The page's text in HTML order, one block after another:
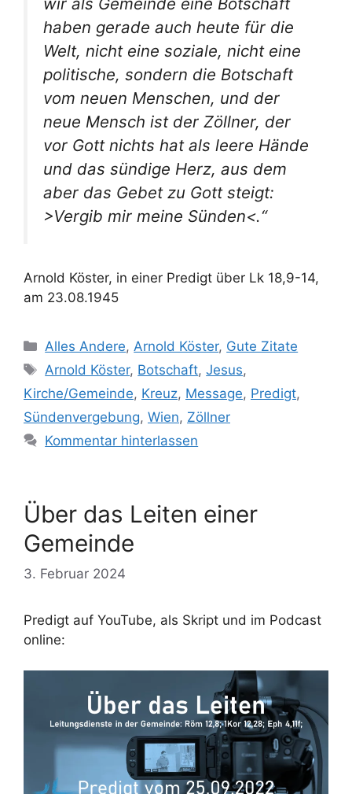
haben gerade auch heute für die
Welt, nicht eine soziale, nicht eine
politische, sondern die Botschaft
vom neuen Menschen, und der
neue Mensch ist der Zöllner, der
vor Gott nichts hat als leere Hände
und das sündige Herz, aus dem
aber das Gebet zu Gott steigt:
>Vergib mir meine Sünden<.“
Arnold Köster, in einer Predigt über Lk 18,9-14,
am 23.08.1945
Kategorien
Alles Andere, Arnold Köster, Gute Zitate
Schlagwörter
Arnold Köster, Botschaft,Jesus,
Kirche/Gemeinde, Kreuz, Message, Predigt,
Sündenvergebung, Wien, Zöllner
Kommentar hinterlassen
Über das Leiten einer
Gemeinde
3. Februar 2024
Predigt auf YouTube, als Skript und im Podcast
online: